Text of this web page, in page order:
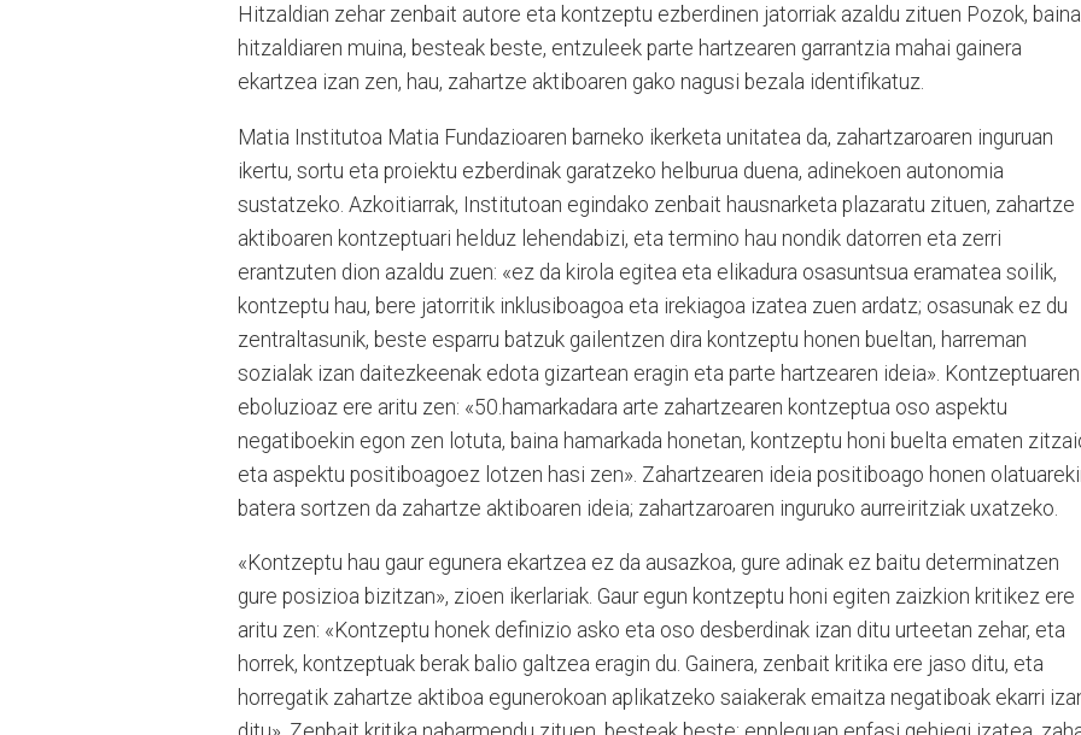
Hitzaldian zehar zenbait autore eta kontzeptu ezberdinen jatorriak azaldu zituen Pozok, baina
hitzaldiaren muina, besteak beste, entzuleek parte hartzearen garrantzia mahai gainera
ekartzea izan zen, hau, zahartze aktiboaren gako nagusi bezala identifikatuz.
Matia Institutoa Matia Fundazioaren barneko ikerketa unitatea da, zahartzaroaren inguruan
ikertu, sortu eta proiektu ezberdinak garatzeko helburua duena, adinekoen autonomia
sustatzeko. Azkoitiarrak, Institutoan egindako zenbait hausnarketa plazaratu zituen, zahartze
aktiboaren kontzeptuari helduz lehendabizi, eta termino hau nondik datorren eta zerri
erantzuten dion azaldu zuen: «ez da kirola egitea eta elikadura osasuntsua eramatea soilik,
kontzeptu hau, bere jatorritik inklusiboagoa eta irekiagoa izatea zuen ardatz; osasunak ez du
zentraltasunik, beste esparru batzuk gailentzen dira kontzeptu honen bueltan, harreman
sozialak izan daitezkeenak edota gizartean eragin eta parte hartzearen ideia». Kontzeptuaren
eboluzioaz ere aritu zen: «50.hamarkadara arte zahartzearen kontzeptua oso aspektu
negatiboekin egon zen lotuta, baina hamarkada honetan, kontzeptu honi buelta ematen
eta aspektu positiboagoez lotzen hasi zen». Zahartzearen ideia positiboago honen
batera sortzen da zahartze aktiboaren ideia; zahartzaroaren inguruko aurreiritziak uxatzeko.
«Kontzeptu hau gaur egunera ekartzea ez da ausazkoa, gure adinak ez baitu determinatzen
gure posizioa bizitzan», zioen ikerlariak. Gaur egun kontzeptu honi egiten zaizkion kritikez ere
aritu zen: «Kontzeptu honek definizio asko eta oso desberdinak izan ditu urteetan zehar, eta
horrek, kontzeptuak berak balio galtzea eragin du. Gainera, zenbait kritika ere jaso ditu, eta
horregatik zahartze aktiboa egunerokoan aplikatzeko saiakerak emaitza negatiboak ekarri